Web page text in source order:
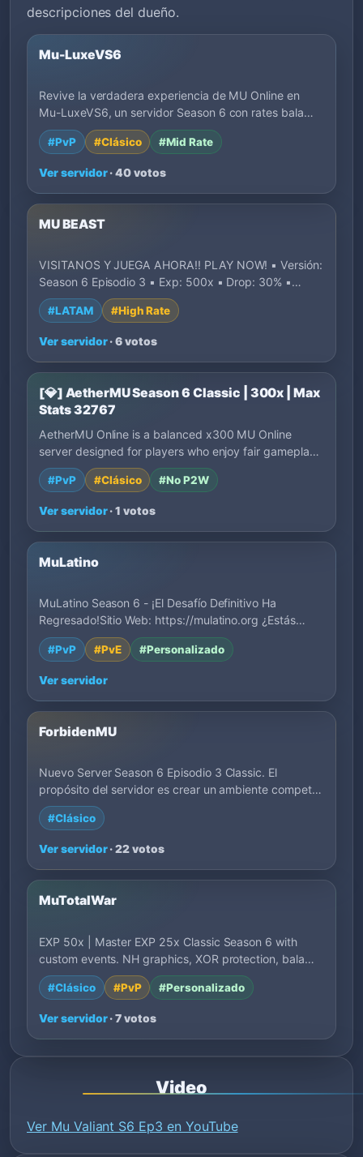
descripciones del dueño.
Mu-LuxeVS6
Revive la verdadera experiencia de MU Online en
Mu-LuxeVS6, un servidor Season 6 con rates bala…
#PvP #Clásico #Mid Rate
Ver servidor· 40 votos
MU BEAST
VISITANOS Y JUEGA AHORA!! PLAY NOW! ▪️ Versión:
Season 6 Episodio 3 ▪️ Exp: 500x ▪️ Drop: 30% ▪…
#LATAM #High Rate
Ver servidor· 6 votos
[💎] AetherMU Season 6 Classic | 300x | Max
Stats 32767
AetherMU Online is a balanced x300 MU Online
server designed for players who enjoy fair gamepla…
#PvP #Clásico #No P2W
Ver servidor· 1 votos
MuLatino
MuLatino Season 6 - ¡El Desafío Definitivo Ha
Regresado!Sitio Web: https://mulatino.org ¿Estás…
#PvP #PvE #Personalizado
Ver servidor
ForbidenMU
Nuevo Server Season 6 Episodio 3 Classic. El
propósito del servidor es crear un ambiente compet…
#Clásico
Ver servidor· 22 votos
MuTotalWar
EXP 50x | Master EXP 25x Classic Season 6 with
custom events. NH graphics, XOR protection, bala…
#Clásico #PvP #Personalizado
Ver servidor· 7 votos
Video
Ver Mu Valiant S6 Ep3 en YouTube